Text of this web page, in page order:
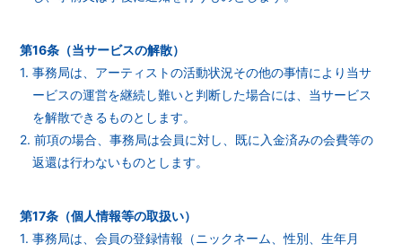
第16条（当サービスの解散）
1. 事務局は、アーティストの活動状況その他の事情により当サ
ービスの運営を継続し難いと判断した場合には、当サービス
を解散できるものとします。
2. 前項の場合、事務局は会員に対し、既に入金済みの会費等の
返還は行わないものとします。
第17条（個人情報等の取扱い）
1. 事務局は、会員の登録情報（ニックネーム、性別、生年月